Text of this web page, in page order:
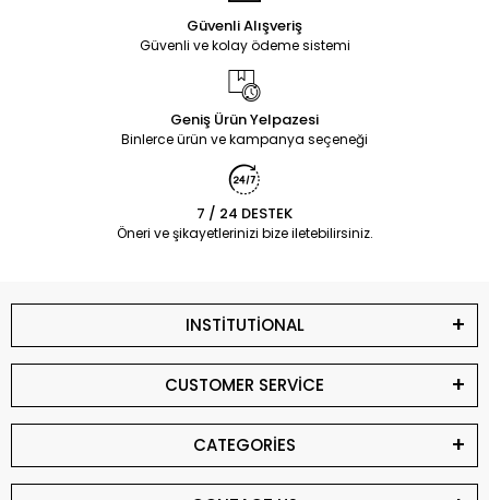
Güvenli Alışveriş
Güvenli ve kolay ödeme sistemi
Geniş Ürün Yelpazesi
Binlerce ürün ve kampanya seçeneği
7 / 24 DESTEK
Öneri ve şikayetlerinizi bize iletebilirsiniz.
INSTİTUTİONAL
CUSTOMER SERVİCE
CATEGORİES